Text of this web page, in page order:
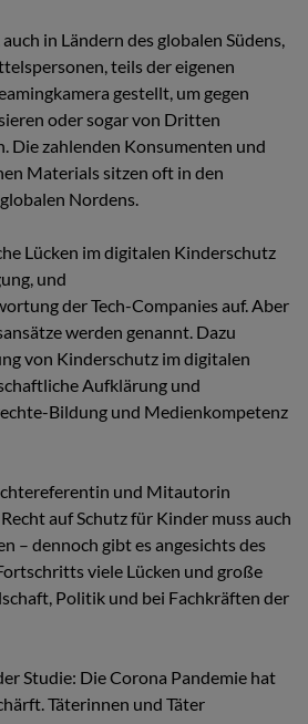
in Ländern des globalen Südens,
teils der eigenen
gestellt, um gegen
oder sogar von Dritten
Die zahlenden Konsumenten und
Materials sitzen oft in den
Nordens.
Lücken im digitalen Kinderschutz
und
der Tech-Companies auf. Aber
werden genannt. Dazu
von Kinderschutz im digitalen
Aufklärung und
Bildung und Medienkompetenz
und Mitautorin
auf Schutz für Kinder muss auch
– dennoch gibt es angesichts des
viele Lücken und große
Politik und bei Fachkräften der
Studie: Die Corona Pandemie hat
Täterinnen und Täter